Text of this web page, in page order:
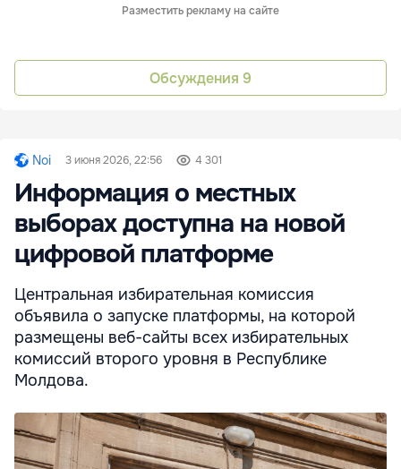
Разместить рекламу на сайте
Обсуждения 9
Noi 3 июня 2026, 22:56 4 301
Информация о местных
выборах доступна на новой
цифровой платформе
Центральная избирательная комиссия
объявила о запуске платформы, на которой
размещены веб-сайты всех избирательных
комиссий второго уровня в Республике
Молдова.